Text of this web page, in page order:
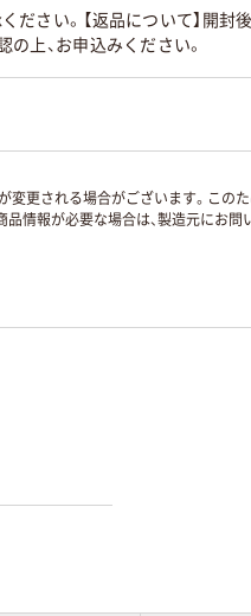
ださい。【返品について】開封
上、お申込みください。
変更される場合がございます。この
情報が必要な場合は、製造元にお問